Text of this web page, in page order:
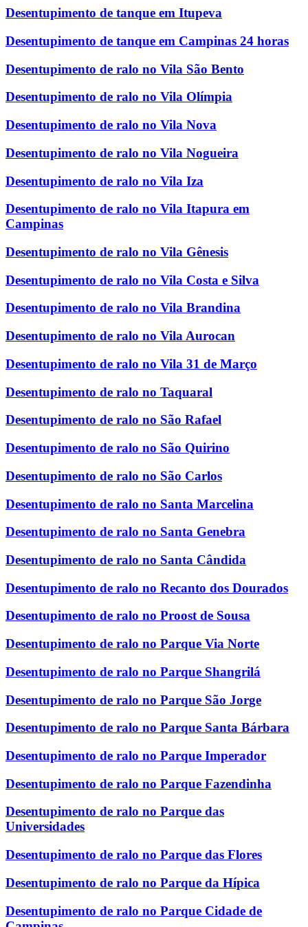
Desentupimento de tanque em Itupeva
Desentupimento de tanque em Campinas 24 horas
Desentupimento de ralo no Vila São Bento
Desentupimento de ralo no Vila Olímpia
Desentupimento de ralo no Vila Nova
Desentupimento de ralo no Vila Nogueira
Desentupimento de ralo no Vila Iza
Desentupimento de ralo no Vila Itapura em
Campinas
Desentupimento de ralo no Vila Gênesis
Desentupimento de ralo no Vila Costa e Silva
Desentupimento de ralo no Vila Brandina
Desentupimento de ralo no Vila Aurocan
Desentupimento de ralo no Vila 31 de Março
Desentupimento de ralo no Taquaral
Desentupimento de ralo no São Rafael
Desentupimento de ralo no São Quirino
Desentupimento de ralo no São Carlos
Desentupimento de ralo no Santa Marcelina
Desentupimento de ralo no Santa Genebra
Desentupimento de ralo no Santa Cândida
Desentupimento de ralo no Recanto dos Dourados
Desentupimento de ralo no Proost de Sousa
Desentupimento de ralo no Parque Via Norte
Desentupimento de ralo no Parque Shangrilá
Desentupimento de ralo no Parque São Jorge
Desentupimento de ralo no Parque Santa Bárbara
Desentupimento de ralo no Parque Imperador
Desentupimento de ralo no Parque Fazendinha
Desentupimento de ralo no Parque das
Universidades
Desentupimento de ralo no Parque das Flores
Desentupimento de ralo no Parque da Hípica
Desentupimento de ralo no Parque Cidade de